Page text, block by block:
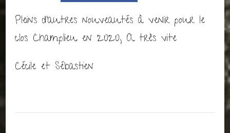
Pleins d’autres nouveautés à venir pour le
clos Champlieu en 2020, A très vite
Cécile et Sébastien